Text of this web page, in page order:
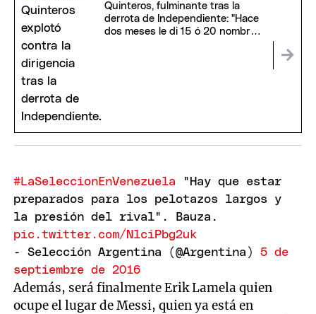
Quinteros, fulminante tras la
derrota de Independiente: "Hace
dos meses le di 15 ó 20 nombres
#LaSeleccionEnVenezuela "Hay que estar
preparados para los pelotazos largos y
la presión del rival". Bauza.
pic.twitter.com/NlciPbg2uk
- Selección Argentina (@Argentina)5 de
septiembre de 2016
Además, será finalmente Erik Lamela quien
ocupe el lugar de Messi, quien ya está en